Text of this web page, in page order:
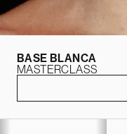
BASE BLANCA
MASTERCLASS